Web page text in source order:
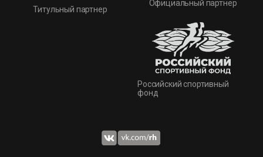
Титульный партнер
Официальный партнер
Российский спортивный
фонд